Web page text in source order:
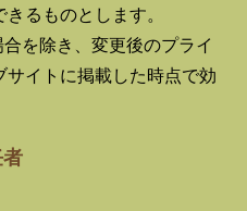
るものとします。
を除き、変更後のプライ
イトに掲載した時点で効
者